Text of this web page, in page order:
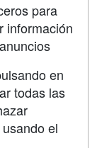
para
información
en
todas las
el